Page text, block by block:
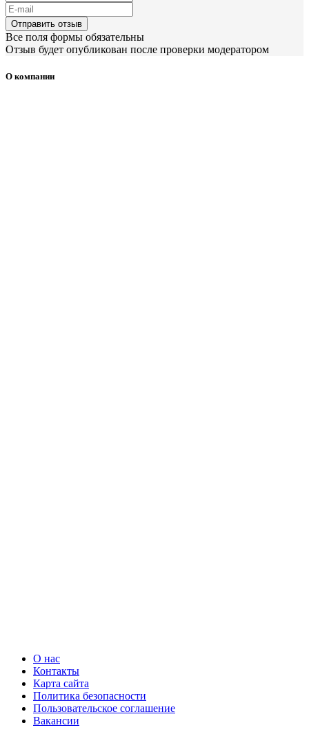
Отправить отзыв
Все поля формы обязательны
Отзыв будет опубликован после проверки модератором
О компании
О нас
Контакты
Карта сайта
Политика безопасности
Пользовательское соглашение
Вакансии